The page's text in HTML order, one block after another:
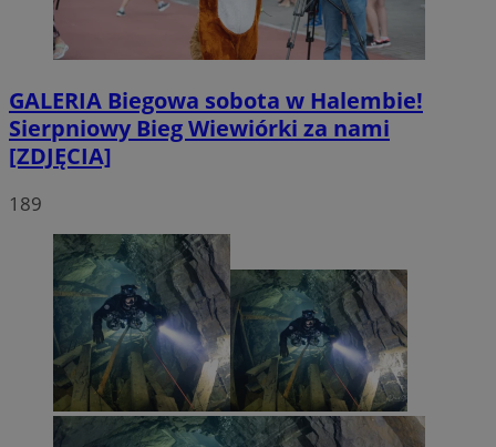
GALERIA Biegowa sobota w Halembie!
Sierpniowy Bieg Wiewiórki za nami
[ZDJĘCIA]
189